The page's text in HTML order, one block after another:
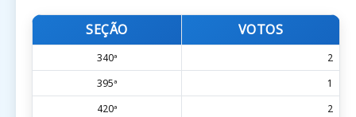
SEÇÃO VOTOS
340ª
2
395ª
1
420ª
2